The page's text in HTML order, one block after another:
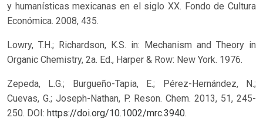
y humanísticas mexicanas en el siglo XX. Fondo de Cultura
Económica. 2008, 435.
Lowry, T.H.; Richardson, K.S. in: Mechanism and Theory in
Organic Chemistry, 2a. Ed., Harper & Row: New York. 1976.
Zepeda, L.G.; Burgueño-Tapia, E.; Pérez-Hernández, N.;
Cuevas, G.; Joseph-Nathan, P. Reson. Chem. 2013, 51, 245-
250. DOI: https://doi.org/10.1002/mrc.3940.